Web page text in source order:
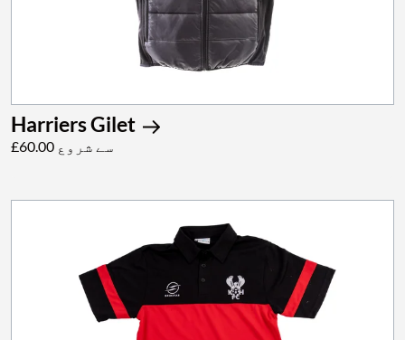
Harriers Gilet
£60.00 سے شروع